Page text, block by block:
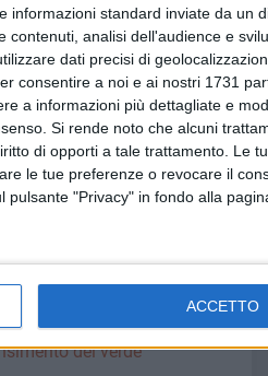
informazioni standard inviate da un
analisi dell'audience e
dati precisi di
consentire a noi e ai nostri 1731
a informazioni più dettagliate e
Si rende noto che alcuni
di opporti a tale trattamento. Le
le tue preferenze o revocare il
"Privacy" in fondo alla
ACCETTO
di Bisceglie al costo delle
a favore di cittadini e
continua l'iter per il
del verde